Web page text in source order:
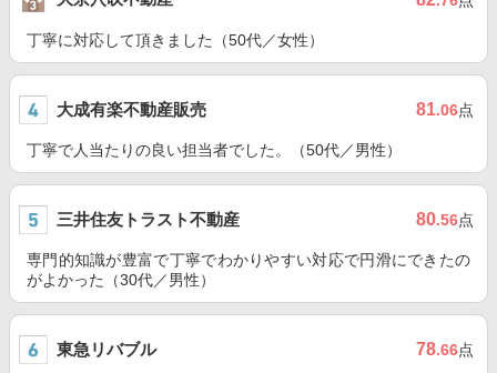
丁寧に対応して頂きました（50代／女性）
大成有楽不動産販売 81.06点
丁寧で人当たりの良い担当者でした。（50代／男性）
三井住友トラスト不動産 80.56点
専門的知識が豊富で丁寧でわかりやすい対応で円滑にできたの
がよかった（30代／男性）
東急リバブル 78.66点